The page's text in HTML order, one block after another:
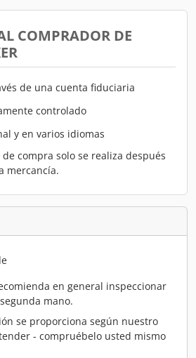
COMPRADOR DE
de una cuenta fiduciaria
controlado
y en varios idiomas
compra solo se realiza después
mercancía.
en general inspeccionar
mano.
se proporciona según nuestro
- compruébelo usted mismo